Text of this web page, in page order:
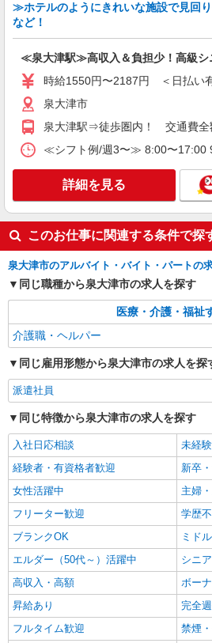
派遣社員
株式会社kotrio /●OS-H2-2009572
サポート＆送迎
時給1550円〜
キープ
株式会社kotrio /●OS-H2-2051255
泉大津駅＊年齢不問
へ＊サ高住
時給1550円〜
通費全支給(ガソリン
泉大津市｜最寄り
キープ
派遣社員
ポート業務を担当
通費全支給(ガソリン代
泉大津市｜最寄り
派遣社員
株式会社kotrio /●OS-H2-2051113
タイパ最強！希望の
タッフ★＠泉大津駅
時給1550円〜
通費全支給(ガソリン
泉大津市｜最寄り
≫ホテルのようにきれいな施設で見回
など！
≪泉大津駅≫高収入＆負担少！高級シ
時給1550円〜2187円 ＜日払い
泉大津市
泉大津駅⇒徒歩圏内！ 交通費全
≪シフト例/週3〜≫ 8:00〜17:00
詳細を見る
このお仕事に関連する条件で探
泉大津市のアルバイト・バイト・パートの
同じ職種から泉大津市の求人を探す
医療・介護・福祉
介護職・ヘルパー
同じ雇用形態から泉大津市の求人を探
派遣社員
同じ特徴から泉大津市の求人を探す
入社日応相談
未経
経験者・有資格者歓迎
新卒
女性活躍中
主婦
フリーター歓迎
学歴
ブランクOK
ミド
エルダー（50代～）活躍中
シニ
高収入・高額
ボー
昇給あり
完全
フルタイム歓迎
禁煙